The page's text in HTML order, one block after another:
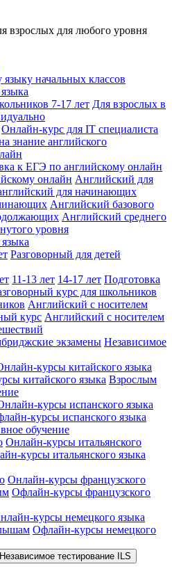
взрослых для любого уровня
начальных классов
7-17 лет Для взрослых в
Онлайн-курс для IT специалиста
знание английского
к ЕГЭ по английскому онлайн
онлайн Английский для
для начинающих
Английский базового
Английский среднего
уровня
Разговорный для детей
11-13 лет 14-17 лет Подготовка
курс для школьников
Английский с носителем
курс Английский с носителем
экзамены Независимое
курсы китайского языка
китайского языка Взрослым
курсы испанского языка
курсы испанского языка
обучение
Онлайн-курсы итальянского
курсы итальянского языка
Онлайн-курсы французского
Офлайн-курсы французского
курсы немецкого языка
Офлайн-курсы немецкого
Независимое тестирование ILS